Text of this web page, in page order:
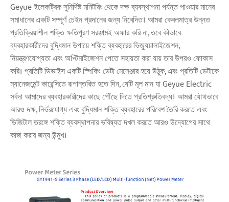
Geyue ইলেকট্রিক সুনির্দিষ্ট মনিটরিং থেকে দক্ষ ব্যবস্থাপনা পর্যন্ত পাওয়ার মানের
সমাধানের একটি সম্পূর্ণ চেইন প্রদানের জন্য নিবেদিত। আমরা কেবলমাত্র উন্নত
প্রতিক্রিয়াশীল শক্তি ক্ষতিপূরণ সরঞ্জামই অফার করি না, তবে কীভাবে
ব্যবহারকারীদের বুদ্ধিমান উপায়ে শক্তি ব্যবহারের ভিজ্যুয়ালাইজেশন,
নিয়ন্ত্রণযোগ্যতা এবং অপ্টিমাইজেশন পেতে সহায়তা করা যায় তার উপরও ফোকাস
করি। প্রতিটি ডিভাইস একটি স্পিকিং ডেটা মেসেঞ্জার হয়ে উঠুক, এবং প্রতিটি ডেটাকে
ম্যানেজমেন্ট কারেন্সিতে রূপান্তরিত হতে দিন, যেটি মূল মান যা Geyue Electric
সর্বদা আমাদের ব্যবহারকারীদের কাছে পৌঁছে দিতে প্রতিশ্রুতিবদ্ধ। আমরা যৌথভাবে
আরও দক্ষ, নির্ভরযোগ্য এবং বুদ্ধিমান শক্তি ব্যবহারের পরিবেশ তৈরি করতে এবং
ডিজিটাল তরঙ্গে শক্তি ব্যবস্থাপনার ভবিষ্যত দখল করতে আরও উদ্যোগের সাথে
কাজ করার জন্য উন্মুখ।